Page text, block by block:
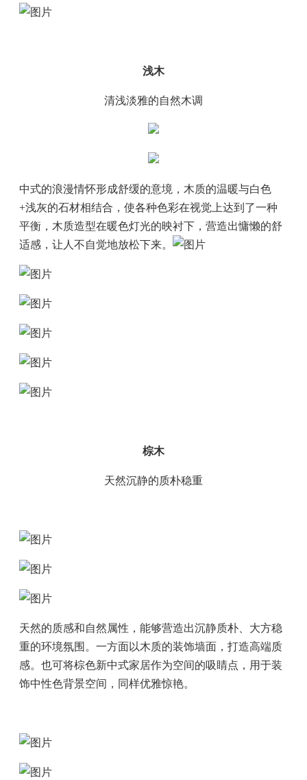
浅木
清浅淡雅的自然木调
中式的浪漫情怀形成舒缓的意境，木质的温暖与白色
+浅灰的石材相结合，使各种色彩在视觉上达到了一种
平衡，木质造型在暖色灯光的映衬下，营造出慵懒的舒
适感，让人不自觉地放松下来。
棕木
天然沉静的质朴稳重
天然的质感和自然属性，能够营造出沉静质朴、大方稳
重的环境氛围。一方面以木质的装饰墙面，打造高端质
感。也可将棕色新中式家居作为空间的吸睛点，用于装
饰中性色背景空间，同样优雅惊艳。